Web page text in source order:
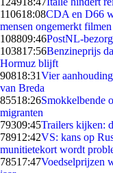
110618:08CDA en D66
mensen ongemerkt filmen
108809:46PostNL-
103817:56Benzineprijs
Hormuz blijft
90818:31Vier
van Breda
85518:26Smokkelbende
migranten
79309:45Trailers kijken:
78912:42VS: kans op
munitietekort wordt
78517:47Voedselprijzen